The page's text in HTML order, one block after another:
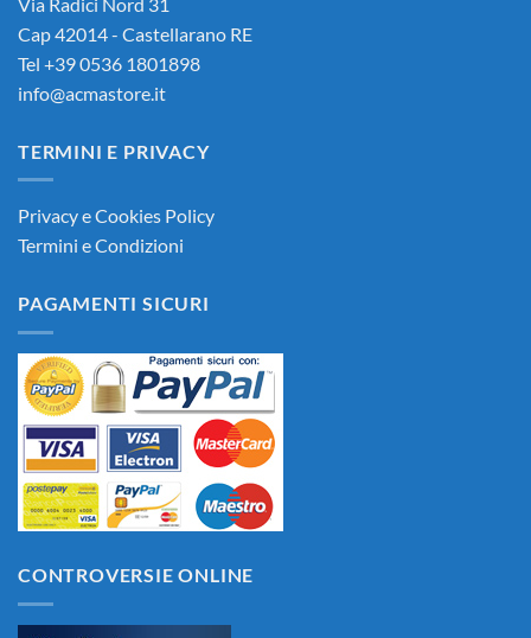
Cap 42014 - Castellarano RE
Tel +39 0536 1801898
info@acmastore.it
TERMINI E PRIVACY
Privacy e Cookies Policy
Termini e Condizioni
PAGAMENTI SICURI
CONTROVERSIE ONLINE